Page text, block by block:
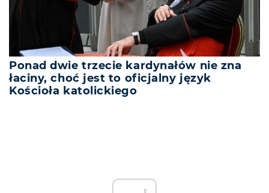
Ponad dwie trzecie kardynałów nie zna
łaciny, choć jest to oficjalny język
Kościoła katolickiego